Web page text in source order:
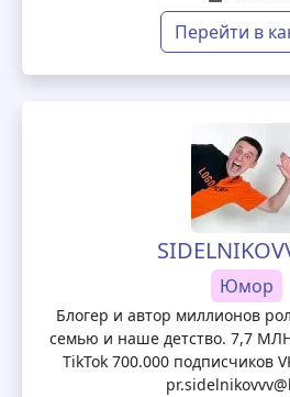
Перейти в
Юмор
Блогер и автор миллионов
семью и наше детство. 7,7
TikTok 700.000 подписчиков